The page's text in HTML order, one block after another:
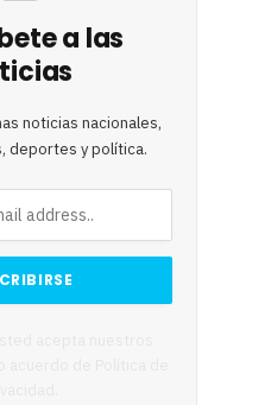
a las
noticias nacionales,
deportes y política.